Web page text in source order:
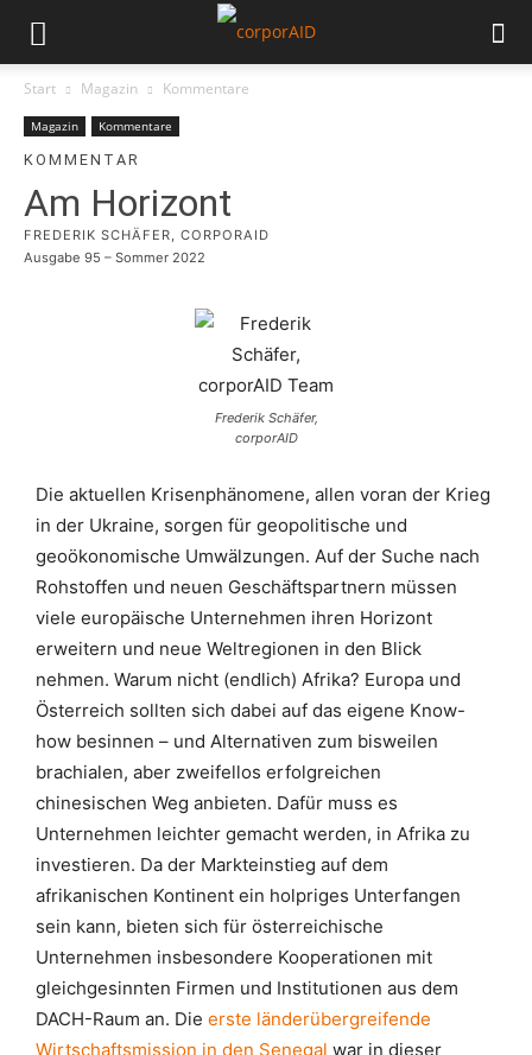
Start Magazin Kommentare
Magazin Kommentare
KOMMENTAR
Am Horizont
FREDERIK SCHÄFER, CORPORAID
Ausgabe 95 – Sommer 2022
Frederik Schäfer,
corporAID
Die aktuellen Krisenphänomene, allen voran der Krieg
in der Ukraine, sorgen für geopolitische und
geoökonomische Umwälzungen. Auf der Suche nach
Rohstoffen und neuen Geschäftspartnern müssen
viele europäische Unternehmen ihren Horizont
erweitern und neue Weltregionen in den Blick
nehmen. Warum nicht (endlich) Afrika? Europa und
Österreich sollten sich dabei auf das eigene Know-
how besinnen – und Alternativen zum bisweilen
brachialen, aber zweifellos erfolgreichen
chinesischen Weg anbieten. Dafür muss es
Unternehmen leichter gemacht werden, in Afrika zu
investieren. Da der Markteinstieg auf dem
afrikanischen Kontinent ein holpriges Unterfangen
sein kann, bieten sich für österreichische
Unternehmen insbesondere Kooperationen mit
gleichgesinnten Firmen und Institutionen aus dem
DACH-Raum an. Die erste länderübergreifende
Wirtschaftsmission in den Senegal war in dieser